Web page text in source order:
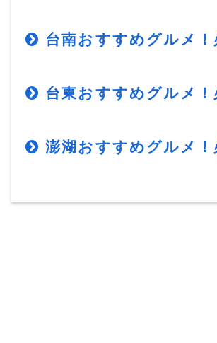
台南おすすめグルメ！
台東おすすめグルメ！
澎湖おすすめグルメ！